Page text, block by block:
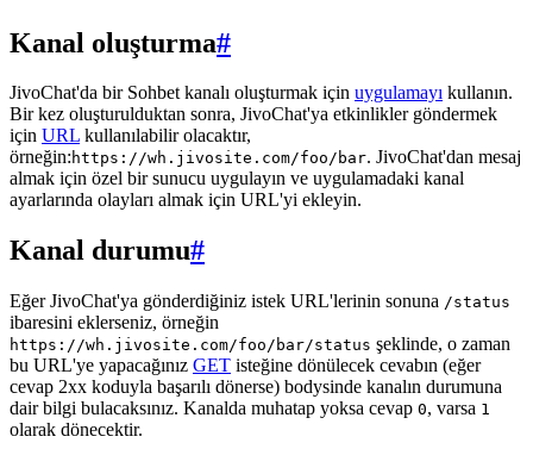
Kanal oluşturma#
JivoChat'da bir Sohbet kanalı oluşturmak için uygulamayı kullanın.
Bir kez oluşturulduktan sonra, JivoChat'ya etkinlikler göndermek
için URL kullanılabilir olacaktır,
örneğin: https://wh.jivosite.com/foo/bar. JivoChat'dan mesaj
almak için özel bir sunucu uygulayın ve uygulamadaki kanal
ayarlarında olayları almak için URL'yi ekleyin.
Kanal durumu#
Eğer JivoChat'ya gönderdiğiniz istek URL'lerinin sonuna /status
ibaresini eklerseniz, örneğin
https://wh.jivosite.com/foo/bar/status şeklinde, o zaman
bu URL'ye yapacağınız GET isteğine dönülecek cevabın (eğer
cevap 2xx koduyla başarılı dönerse) bodysinde kanalın durumuna
dair bilgi bulacaksınız. Kanalda muhatap yoksa cevap 0, varsa 1
olarak dönecektir.